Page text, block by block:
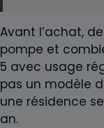
Avant l’achat,
pompe et
5 avec usage
pas un modèle
une résidence
an.